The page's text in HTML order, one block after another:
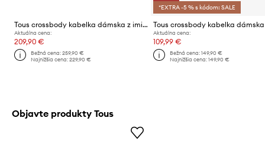
Tous crossbody kabelka dámska z imitácie kože
Aktuálna cena:
209,90 €
Bežná cena:259,90 €
Najnižšia cena:229,90 €
*EXTRA -5 % s kódom: SALE
Aktuálna cena:
109,99 €
Bežná cena: 149,90 €
Najnižšia cena: 149,90 €
Objavte produkty Tous